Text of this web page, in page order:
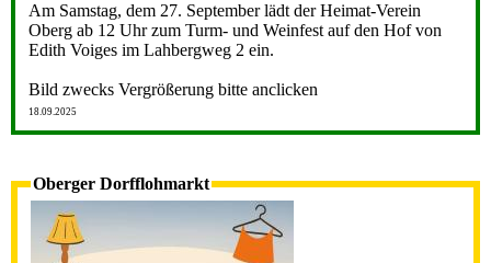
Am Samstag, dem 27. September lädt der Heimat-Verein
Oberg ab 12 Uhr zum Turm- und Weinfest auf den Hof von
Edith Voiges im Lahbergweg 2 ein.
Bild zwecks Vergrößerung bitte anclicken
18.09.2025
Oberger Dorfflohmarkt